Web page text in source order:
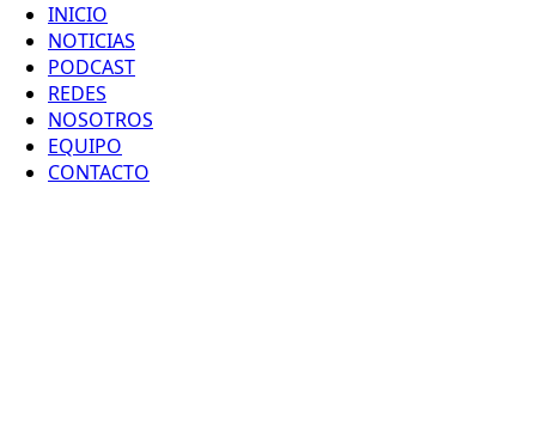
INICIO
NOTICIAS
PODCAST
REDES
NOSOTROS
EQUIPO
CONTACTO